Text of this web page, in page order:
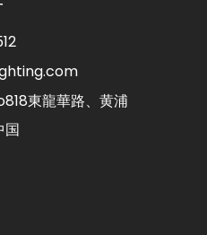
東龍華路、黄浦
国